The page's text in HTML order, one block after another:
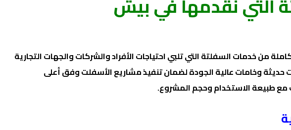
من خدمات السفلتة التي تلبي احتياجات الأفراد والشركات والجهات التجارية
وخامات عالية الجودة لضمان تنفيذ مشاريع الأسفلت وفق أعلى
مع طبيعة الاستخدام وحجم المشروع.